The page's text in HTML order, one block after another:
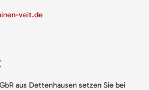
veit.de
aus Dettenhausen setzen Sie bei